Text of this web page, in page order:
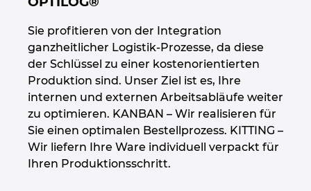
Sie profitieren von der Integration
ganzheitlicher Logistik-Prozesse, da diese
der Schlüssel zu einer kostenorientierten
Produktion sind. Unser Ziel ist es, Ihre
internen und externen Arbeitsabläufe weiter
zu optimieren. KANBAN – Wir realisieren für
Sie einen optimalen Bestellprozess. KITTING –
Wir liefern Ihre Ware individuell verpackt für
Ihren Produktionsschritt.